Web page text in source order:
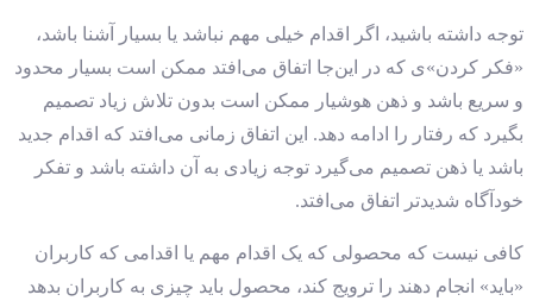
توجه داشته باشید، اگر اقدام خیلی مهم نباشد یا بسیار آشنا باشد،
«فکر کردن»ی که در این‌جا اتفاق می‌افتد ممکن است بسیار محدود
و سریع باشد و ذهن هوشیار ممکن است بدون تلاش زیاد تصمیم
بگیرد که رفتار را ادامه دهد. این اتفاق زمانی می‌افتد که اقدام جدید
باشد یا ذهن تصمیم می‌گیرد توجه زیادی به آن داشته باشد و تفکر
خودآگاه شدیدتر اتفاق می‌افتد.
کافی نیست که محصولی که یک اقدام مهم یا اقدامی که کاربران
«باید» انجام دهند را ترویج کند، محصول باید چیزی به کاربران بدهد